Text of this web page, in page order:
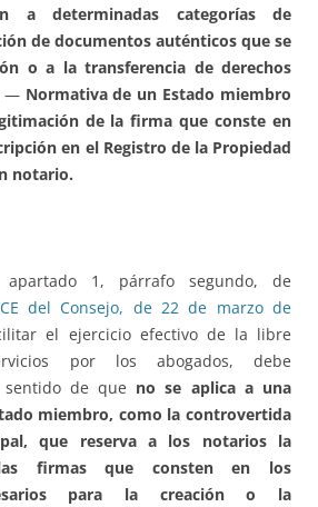
a determinadas categorías de
de documentos auténticos que se
o a la transferencia de derechos
Normativa de un Estado miembro
de la firma que conste en
en el Registro de la Propiedad
notario.
1, párrafo segundo, de
del Consejo, de 22 de marzo de
el ejercicio efectivo de la libre
por los abogados, debe
de que no se aplica a una
miembro, como la controvertida
que reserva a los notarios la
firmas que consten en los
para la creación o la